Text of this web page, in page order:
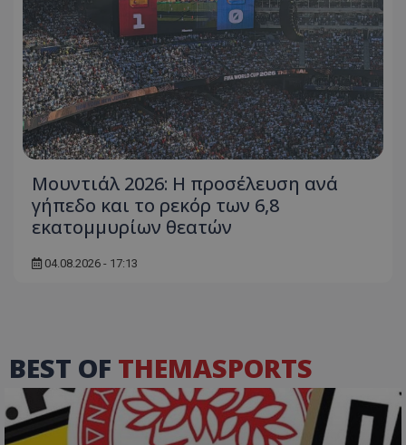
Μουντιάλ 2026: Η προσέλευση ανά
γήπεδο και το ρεκόρ των 6,8
εκατομμυρίων θεατών
04.08.2026 - 17:13
BEST OF THEMASPORTS